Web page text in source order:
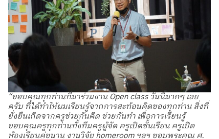
“ขอบคุณทุกท่านที่มาร่วมงาน Open class วันนี้มากๆ เลย
ครับ ที่ได้ทำให้ผมเรียนรู้จากการสะท้อนคิดของทุกท่าน สิ่งที่
ยั่งยืนเกิดจากครูช่วยกันคิด ช่วยกันทำ เพื่อการเรียนรู้
ขอบคุณครูทุกท่านทั้งทีมครูผู้จัด ครูเปิดชั้นเรียน ครูเปิด
ห้องเรียนคู่ขนาน งานวิจัย homeroom ฯลฯ ขอบพระคุณ ศ.